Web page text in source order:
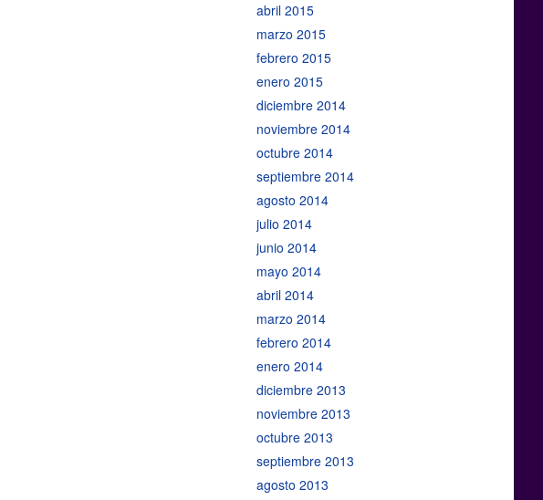
abril 2015
marzo 2015
febrero 2015
enero 2015
diciembre 2014
noviembre 2014
octubre 2014
septiembre 2014
agosto 2014
julio 2014
junio 2014
mayo 2014
abril 2014
marzo 2014
febrero 2014
enero 2014
diciembre 2013
noviembre 2013
octubre 2013
septiembre 2013
agosto 2013